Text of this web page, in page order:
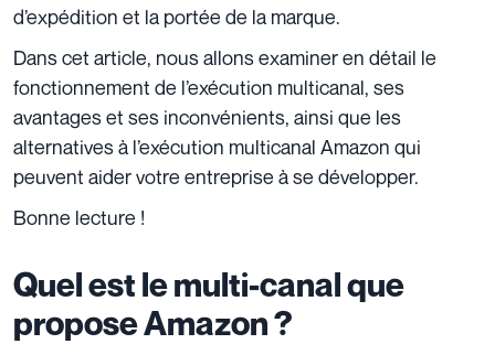
d’expédition et la portée de la marque.
Dans cet article, nous allons examiner en détail le
fonctionnement de l’exécution multicanal, ses
avantages et ses inconvénients, ainsi que les
alternatives à l’exécution multicanal Amazon qui
peuvent aider votre entreprise à se développer.
Bonne lecture !
Quel est le multi-canal que
propose Amazon ?